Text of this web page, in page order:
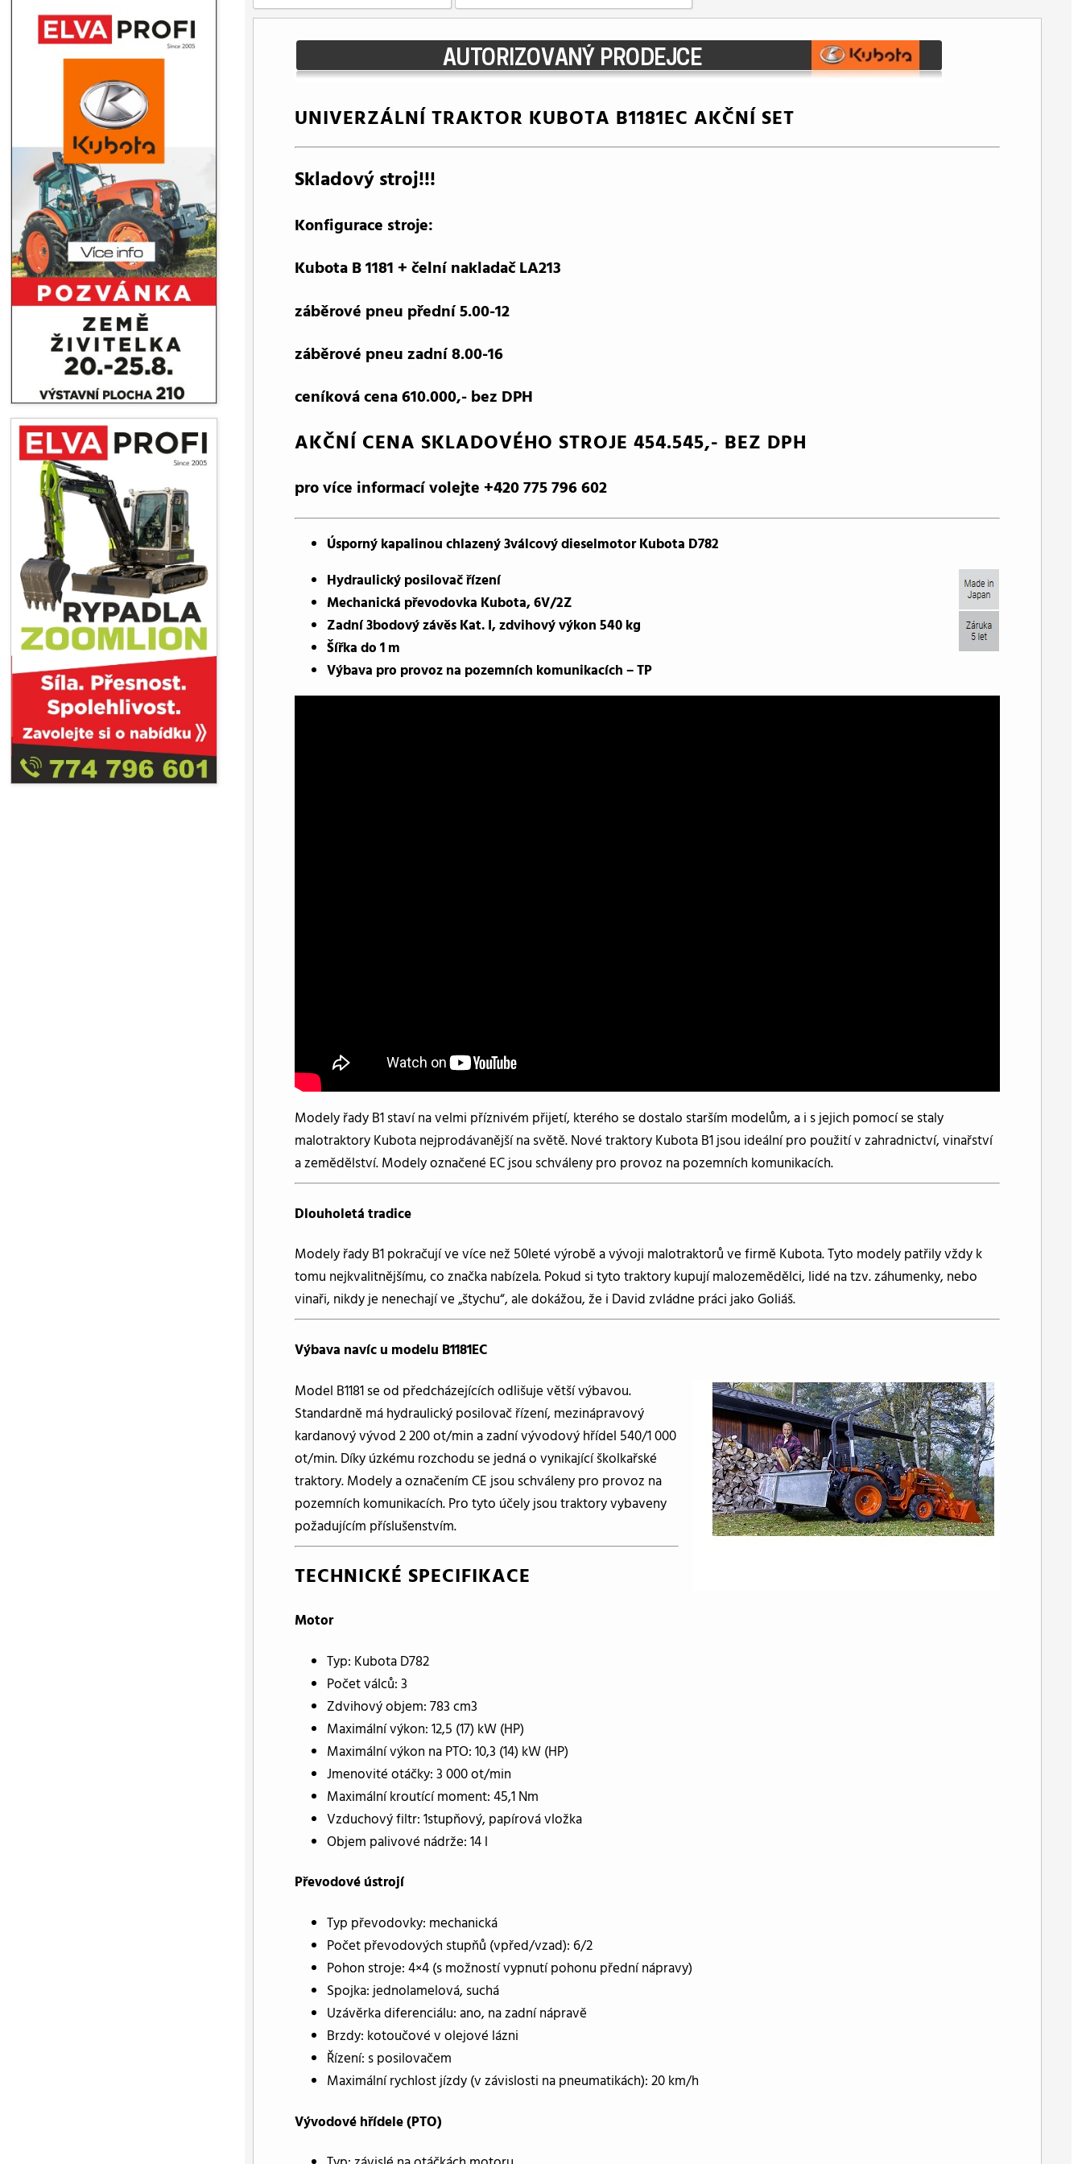
UNIVERZÁLNÍ TRAKTOR KUBOTA B1181EC AKČNÍ SET
Skladový stroj!!!
Konfigurace stroje:
Kubota B 1181 + čelní nakladač LA213
záběrové pneu přední 5.00-12
záběrové pneu zadní 8.00-16
ceníková cena 610.000,- bez DPH
AKČNÍ CENA SKLADOVÉHO STROJE 454.545,- BEZ DPH
pro více informací volejte +420 775 796 602
Úsporný kapalinou chlazený 3válcový dieselmotor Kubota D782
Hydraulický posilovač řízení
Mechanická převodovka Kubota, 6V/2Z
Zadní 3bodový závěs Kat. I, zdvihový výkon 540 kg
Šířka do 1 m
Výbava pro provoz na pozemních komunikacích – TP
Modely řady B1 staví na velmi příznivém přijetí, kterého se dostalo starším modelům, a i s jejich pomocí se staly
malotraktory Kubota nejprodávanější na světě. Nové traktory Kubota B1 jsou ideální pro použití v zahradnictví, vinařství
a zemědělství. Modely označené EC jsou schváleny pro provoz na pozemních komunikacích.
Dlouholetá tradice
Modely řady B1 pokračují ve více než 50leté výrobě a vývoji malotraktorů ve firmě Kubota. Tyto modely patřily vždy k
tomu nejkvalitnějšímu, co značka nabízela. Pokud si tyto traktory kupují malozemědělci, lidé na tzv. záhumenky, nebo
vinaři, nikdy je nenechají ve „štychu“, ale dokážou, že i David zvládne práci jako Goliáš.
Výbava navíc u modelu B1181EC
Model B1181 se od předcházejících odlišuje větší výbavou.
Standardně má hydraulický posilovač řízení, mezinápravový
kardanový vývod 2 200 ot/min a zadní vývodový hřídel 540/1 000
ot/min. Díky úzkému rozchodu se jedná o vynikající školkařské
traktory. Modely a označením CE jsou schváleny pro provoz na
pozemních komunikacích. Pro tyto účely jsou traktory vybaveny
požadujícím příslušenstvím.
TECHNICKÉ SPECIFIKACE
Motor
Typ: Kubota D782
Počet válců: 3
Zdvihový objem: 783 cm3
Maximální výkon: 12,5 (17) kW (HP)
Maximální výkon na PTO: 10,3 (14) kW (HP)
Jmenovité otáčky: 3 000 ot/min
Maximální kroutící moment: 45,1 Nm
Vzduchový filtr: 1stupňový, papírová vložka
Objem palivové nádrže: 14 l
Převodové ústrojí
Typ převodovky: mechanická
Počet převodových stupňů (vpřed/vzad): 6/2
Pohon stroje: 4×4 (s možností vypnutí pohonu přední nápravy)
Spojka: jednolamelová, suchá
Uzávěrka diferenciálu: ano, na zadní nápravě
Brzdy: kotoučové v olejové lázni
Řízení: s posilovačem
Maximální rychlost jízdy (v závislosti na pneumatikách): 20 km/h
Vývodové hřídele (PTO)